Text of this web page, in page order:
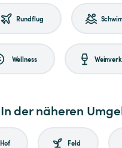
Rundflug
Wellness
In der näheren
Hof Feld